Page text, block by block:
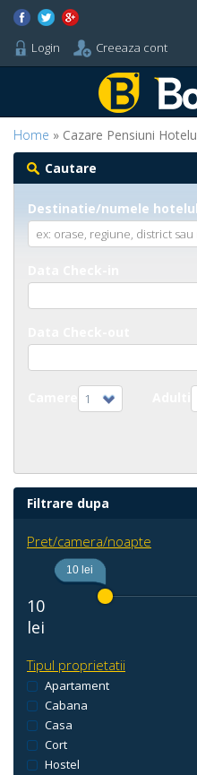
Login Creeaza cont
Home » Cazare Pensiuni
Cautare
Destinatie/numele
1
Filtrare dupa
Pret/camera/noapte
10
lei
10 lei
Tipul proprietatii
Apartament
Cabana
Casa
Cort
Hostel